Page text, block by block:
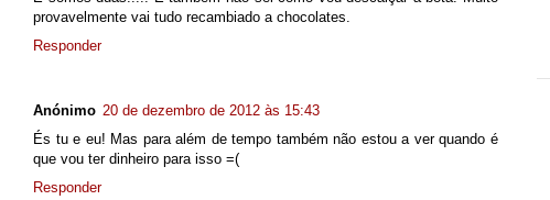
provavelmente vai tudo recambiado a chocolates.
Responder
Anónimo 20 de dezembro de 2012 às 15:43
És tu e eu! Mas para além de tempo também não estou a ver quando é
que vou ter dinheiro para isso =(
Responder